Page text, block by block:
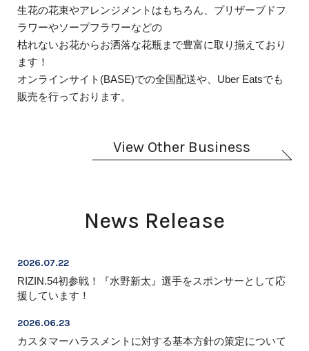
生花の花束やアレンジメントはもちろん、プリザーブドフ
ラワーやソープフラワーなどの
枯れないお花からお洒落な花瓶まで豊富に取り揃えており
ます！
オンラインサイト(BASE)での全国配送や、Uber Eatsでも
販売を行っております。
View Other Business
News Release
2026.07.22
RIZIN.54初参戦！『水野新太』選手をスポンサーとして応
援しています！
2026.06.23
カスタマーハラスメントに対する基本方針の策定について